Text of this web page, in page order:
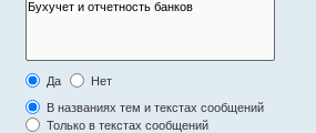
Да
Нет
В названиях тем и текстах сообщений
Только в текстах сообщений